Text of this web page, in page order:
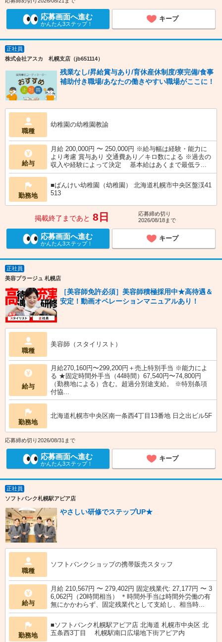
応募画面へ進む
かんたん3ステップ！
キープ
正社員
株式会社アスカ 札幌支店（jb651114）
残業なし/昇給賞与あり/育休産休制度/寮完備/食事
補助付き職場/あなたの働きやすい職場がここに！
職種
幼稚園の幼稚園教諭
給与
月給 200,000円 〜 250,000円 ※給与幅は経験・能力に
より考慮 賞与あり 交通費あり／キロ数による ※過去の
収入や経験によって決定 基本給はあくまで最低ラ...
勤務地
■ばんけい幼稚園（幼稚園） 北海道札幌市中央区盤渓41
513
掲載終了まであと 8日
応募締め切り
2026/08/18まで
応募画面へ進む
かんたん3ステップ！
キープ
正社員
美容プラージュ 札幌店
［美容師免許必須］美容師積極採用中★高待遇＆
安定！動画オペレーションマニュアルあり！
職種
美容師（スタイリスト）
給与
月給270,160円〜299,200円＋売上特別手当 ※能力によ
る ★固定時間外手当（44時間）67,540円〜74,800円
（勤務地による）含む。超過分別途支給。 ※特別条項
付協...
勤務地
北海道札幌市中央区南一条西4丁目13番地 日之出ビル5F
応募締め切り2026/08/31まで
応募画面へ進む
かんたん3ステップ！
キープ
正社員
ソフトバンク札幌駅アピア店
やさしい研修でステップUP★
職種
ソフトバンクショップの携帯販売スタッフ
給与
月給 210,567円 〜 279,402円 固定残業代: 27,177円 〜 3
6,062円（20時間相当） ＊時間外手当は時間外労働の有
無にかかわらず、固定残業代として支給し、相当時...
勤務地
■ソフトバンク札幌駅アピア店 北海道 札幌市中央区 北
五条西3丁目 札幌駅南口広場地下街アピア内